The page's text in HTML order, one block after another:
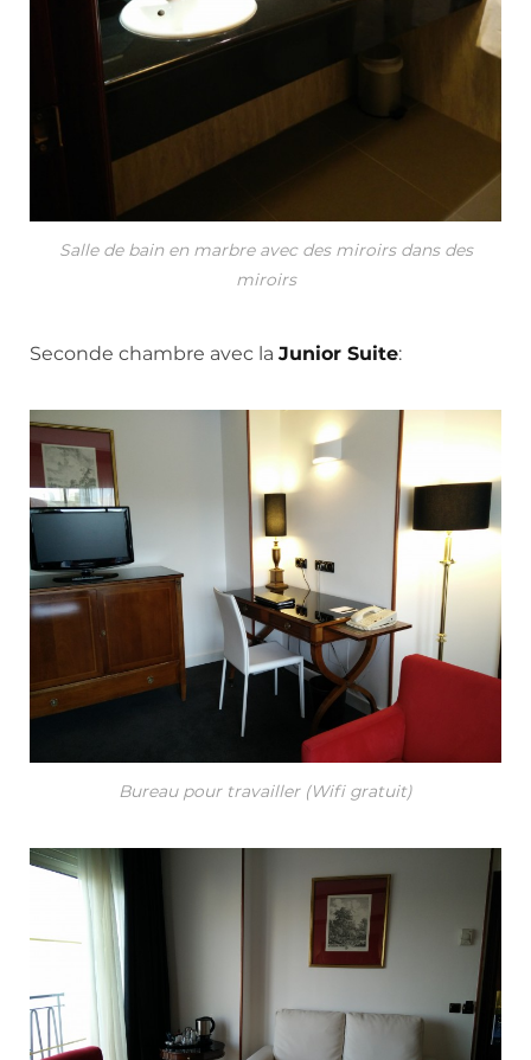
Salle de bain en marbre avec des miroirs dans des
miroirs
Seconde chambre avec la Junior Suite:
Bureau pour travailler (Wifi gratuit)